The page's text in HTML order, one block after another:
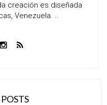
creación es diseñada
Venezuela. ..